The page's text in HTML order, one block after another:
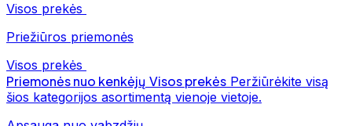
Visos prekės
Priežiūros priemonės
Visos prekės
Priemonės nuo kenkėjų Visos prekės Peržiūrėkite visą
šios kategorijos asortimentą vienoje vietoje.